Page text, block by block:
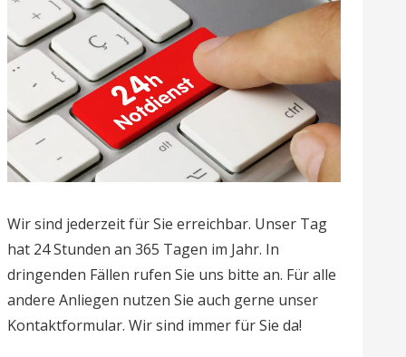
Wir sind jederzeit für Sie erreichbar. Unser Tag
hat 24 Stunden an 365 Tagen im Jahr. In
dringenden Fällen rufen Sie uns bitte an. Für alle
andere Anliegen nutzen Sie auch gerne unser
Kontaktformular. Wir sind immer für Sie da!